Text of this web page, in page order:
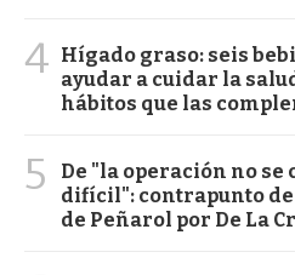
4 Hígado graso: seis
ayudar a cuidar la
hábitos que las
5
De "la operación no se
difícil": contrapunto
de Peñarol por De La